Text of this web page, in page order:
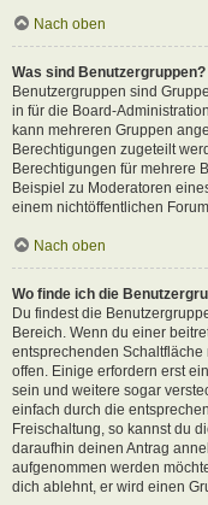
Nach oben
Was sind Benutzergruppen?
Benutzergruppen sind
in für die Board-
kann mehreren Gruppen
Berechtigungen zugeteilt
Berechtigungen für mehrere
Beispiel zu Moderatoren
einem nichtöffentlichen
Nach oben
Wo finde ich die
Du findest die
Bereich. Wenn du einer
entsprechenden
offen. Einige erfordern erst
sein und weitere sogar
einfach durch die
Freischaltung, so kannst du
daraufhin deinen Antrag
aufgenommen werden
dich ablehnt, er wird einen